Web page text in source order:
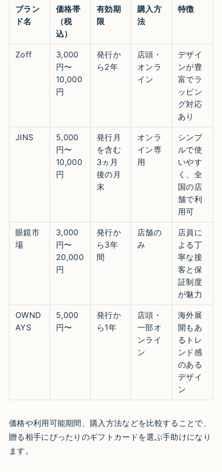
ブラン
ド名
価格帯
（税
込）
有効期
限
購入方
法
特徴
Zoff
3,000
円〜
10,000
円
発行か
ら2年
店頭・
オンラ
イン
デザイ
ンが豊
富でラ
ッピン
グ対応
あり
JINS
5,000
円〜
10,000
円
発行月
を含む
3ヵ月
後の月
末
オンラ
イン専
用
シンプ
ルで使
いやす
く、全
国の店
舗で利
用可
眼鏡市
場
3,000
円〜
20,000
円
発行か
ら3年
間
店舗の
み
店員に
よる丁
寧な接
客と保
証制度
が魅力
OWND
AYS
5,000
円〜
発行か
ら1年
店頭・
一部オ
ンライ
ン
海外展
開もあ
るトレ
ンド感
のある
デザイ
ン
価格や利用可能期間、購入方法などを比較することで、
贈る相手にぴったりのギフトカードを選ぶ手助けになり
ます。